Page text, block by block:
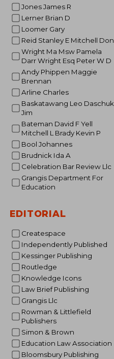
Jones James R
Lerner Brian D
Loomer Gary
Reid Stanley E Mitchell Don
Wright Ma Msw Pamela
Darr Wright Esq Peter W D
Andy Phippen Maggie
Brennan
Arline Charles
Baskatawang Leo Daschuk
Jim
Bateman David F Yell
Mitchell L Brady Kevin P
Bool Johannes
Brudnick Ida A
Celebration Bar Review Llc
Grangis Department For
Education
EDITORIAL
Createspace
Independently Published
Kessinger Publishing
Routledge
Knowledge Icons
Law Brief Publishing
Grangis Llc
Rowman & Littlefield
Publishers
Simon & Brown
Education Law Association
Bloomsbury Publishing